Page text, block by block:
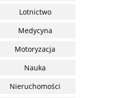
Lotnictwo
Medycyna
Motoryzacja
Nauka
Nieruchomości